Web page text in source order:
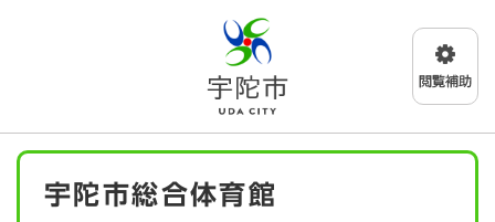
メニューを飛ばして本文へ
本
宇陀市総合体育館